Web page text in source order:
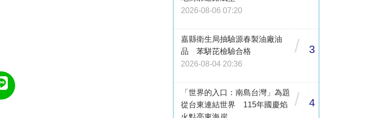
2026-08-06 07:20
嘉縣衛生局抽驗源春製油廠油
品 苯駢芘檢驗合格
2026-08-04 20:36
/ 3
「世界的入口：南島台灣」為題
從台東連結世界 115年國慶焰
/ 4